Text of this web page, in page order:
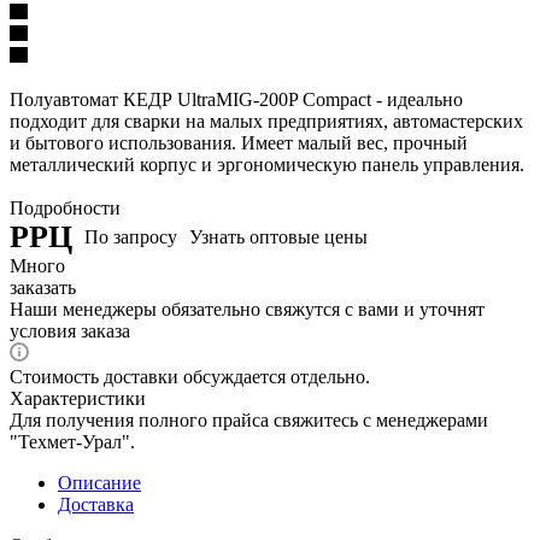
Полуавтомат КЕДР UltraMIG-200P Compact - идеально
подходит для сварки на малых предприятиях, автомастерских
и бытового использования. Имеет малый вес, прочный
металлический корпус и эргономическую панель управления.
Подробности
РРЦ По запросу Узнать оптовые цены
Много
заказать
Наши менеджеры обязательно свяжутся с вами и уточнят
условия заказа
Стоимость доставки обсуждается отдельно.
Характеристики
Для получения полного прайса свяжитесь с менеджерами
"Техмет-Урал".
Описание
Доставка